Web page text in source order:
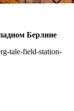
Берлине
tale-field-station-